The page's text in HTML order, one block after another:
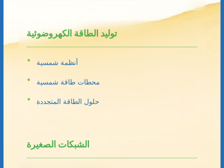
توليد الطاقة الكهروضوئية
أنظمة شمسية
محطات طاقة شمسية
حلول الطاقة المتجددة
الشبكات الصغيرة